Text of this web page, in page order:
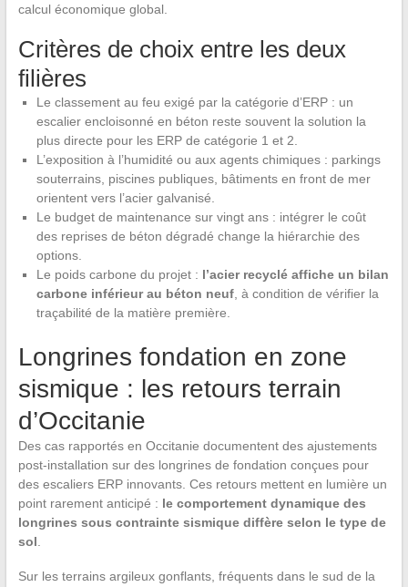
calcul économique global.
Critères de choix entre les deux
filières
Le classement au feu exigé par la catégorie d’ERP : un
escalier encloisonné en béton reste souvent la solution la
plus directe pour les ERP de catégorie 1 et 2.
L’exposition à l’humidité ou aux agents chimiques : parkings
souterrains, piscines publiques, bâtiments en front de mer
orientent vers l’acier galvanisé.
Le budget de maintenance sur vingt ans : intégrer le coût
des reprises de béton dégradé change la hiérarchie des
options.
Le poids carbone du projet : l’acier recyclé affiche un bilan
carbone inférieur au béton neuf, à condition de vérifier la
traçabilité de la matière première.
Longrines fondation en zone
sismique : les retours terrain
d’Occitanie
Des cas rapportés en Occitanie documentent des ajustements
post-installation sur des longrines de fondation conçues pour
des escaliers ERP innovants. Ces retours mettent en lumière un
point rarement anticipé : le comportement dynamique des
longrines sous contrainte sismique diffère selon le type de
sol
Sur les terrains argileux gonflants, fréquents dans le sud de la